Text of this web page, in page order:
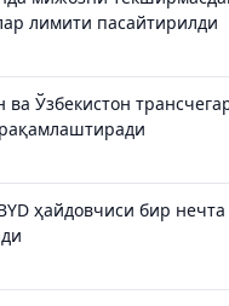
лимити пасайтирилди
ва Ўзбекистон
ҳайдовчиси бир